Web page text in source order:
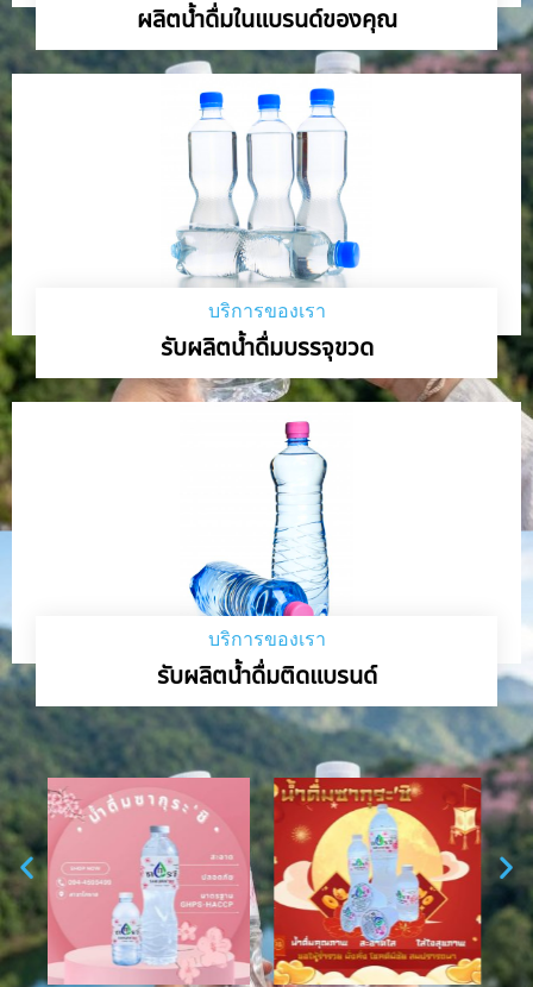
ผลิตน้ำดื่มในแบรนด์ของคุณ
บริการของเรา
รับผลิตน้ำดื่มบรรจุขวด
บริการของเรา
รับผลิตน้ำดื่มติดแบรนด์